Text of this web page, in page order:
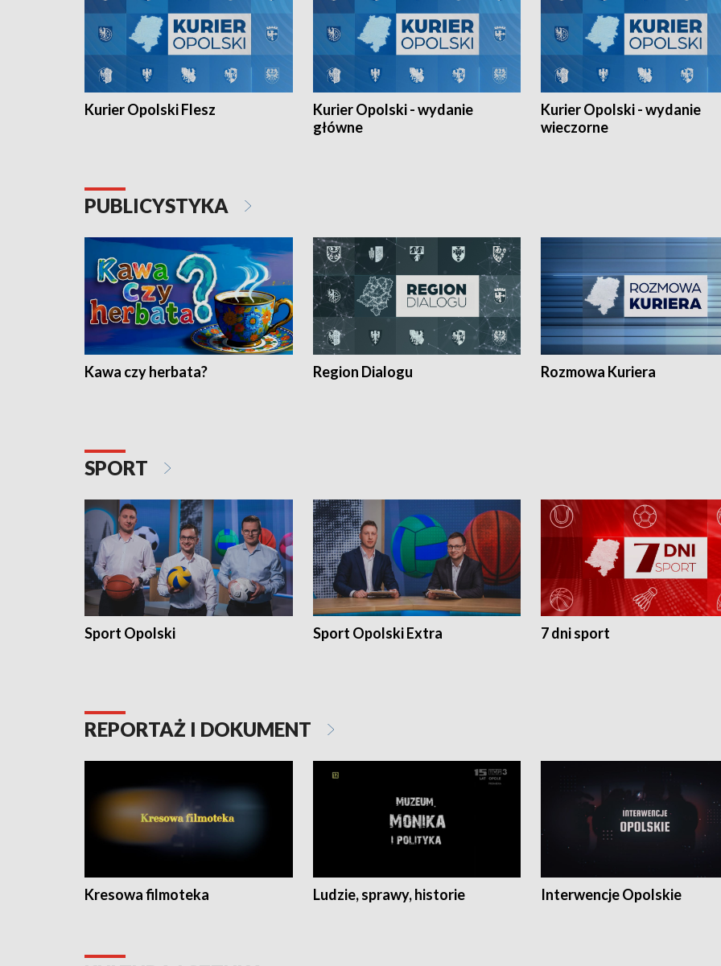
Kurier Opolski Flesz
Kurier Opolski - wydanie
główne
Kurier Opolski - wydanie
wieczorne
PUBLICYSTYKA
Kawa czy herbata? Region Dialogu Rozmowa Kuriera
SPORT
Sport Opolski Sport Opolski Extra 7 dni sport
REPORTAŻ I DOKUMENT
Kresowa filmoteka Ludzie, sprawy, historie Interwencje Opolskie